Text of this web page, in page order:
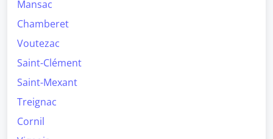
Mansac
Chamberet
Voutezac
Saint-Clément
Saint-Mexant
Treignac
Cornil